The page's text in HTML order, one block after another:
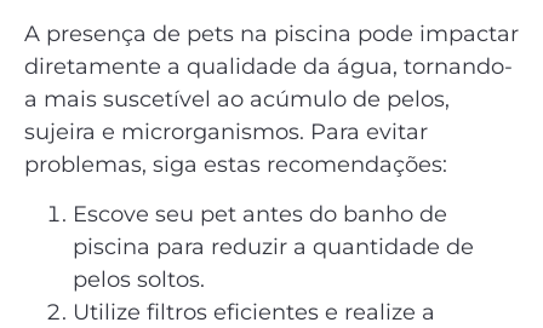
A presença de pets na piscina pode impactar
diretamente a qualidade da água, tornando-
a mais suscetível ao acúmulo de pelos,
sujeira e microrganismos. Para evitar
problemas, siga estas recomendações:
Escove seu pet antes do banho de
piscina para reduzir a quantidade de
pelos soltos.
Utilize filtros eficientes e realize a